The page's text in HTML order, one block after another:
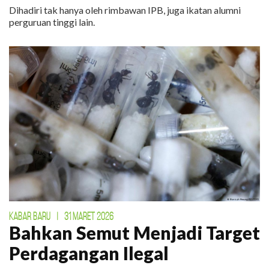
Dihadiri tak hanya oleh rimbawan IPB, juga ikatan alumni
perguruan tinggi lain.
KABAR BARU | 31 MARET 2026
Bahkan Semut Menjadi Target
Perdagangan Ilegal